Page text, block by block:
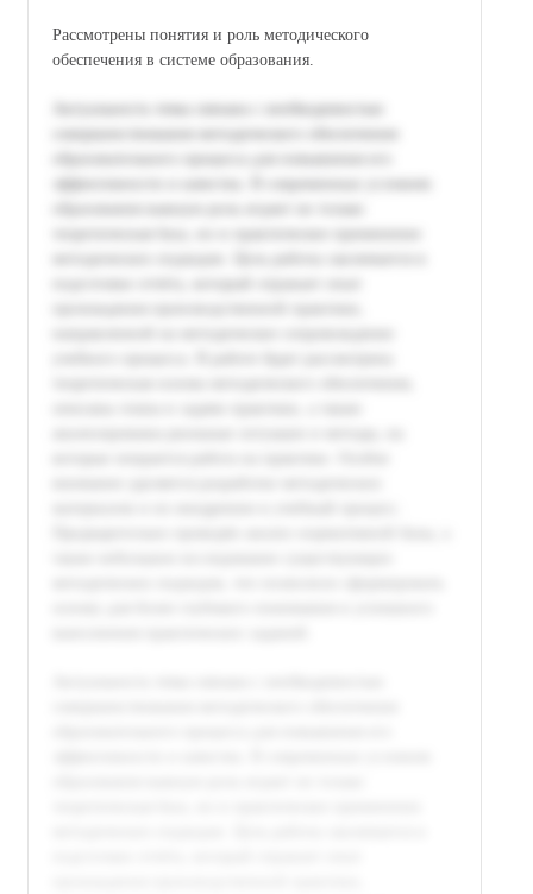
Рассмотрены понятия и роль методического
обеспечения в системе образования.